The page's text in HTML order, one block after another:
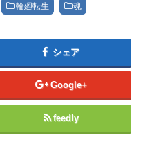
輪廻転生 魂
シェア
Google+
feedly